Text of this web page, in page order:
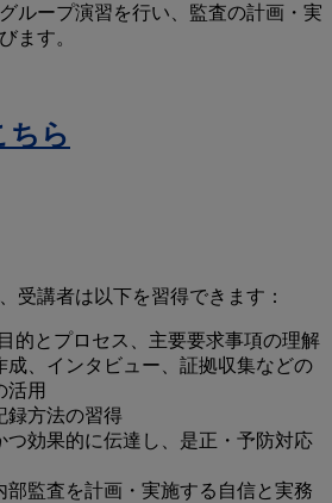
ループ演習を行い、監査の計画・実
ます。
ちら
受講者は以下を習得できます：
的とプロセス、主要要求事項の理解
成、インタビュー、証拠収集などの
活用
録方法の習得
つ効果的に伝達し、是正・予防対応
部監査を計画・実施する自信と実務